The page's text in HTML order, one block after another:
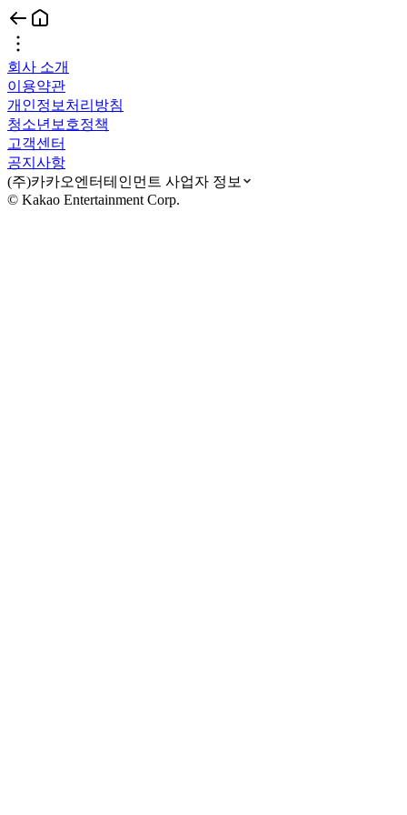
회사 소개
이용약관
개인정보처리방침
청소년보호정책
고객센터
공지사항
(주)카카오엔터테인먼트 사업자 정보
© Kakao Entertainment Corp.